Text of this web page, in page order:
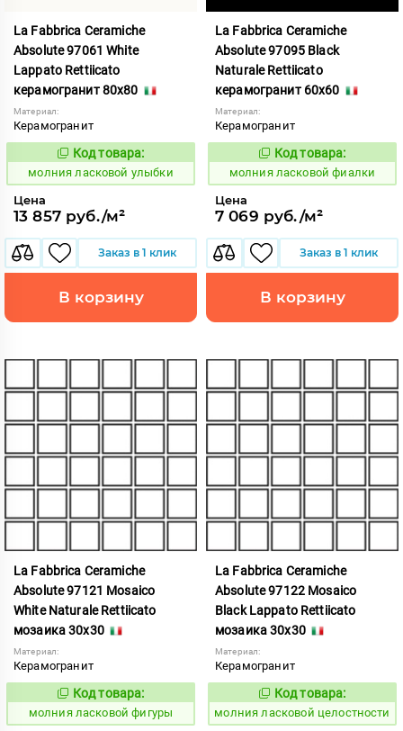
La Fabbrica Ceramiche
Absolute 97061 White
Lappato Rettiicato
керамогранит 80x80
Материал:
Керамогранит
1005361
Код товара:
молния ласковой улыбки
Цена
13 857 руб./м²
Заказ в 1 клик
В корзину
La Fabbrica Ceramiche
Absolute 97095 Black
Naturale Rettiicato
керамогранит 60x60
Материал:
Керамогранит
1005364
Код товара:
молния ласковой фиалки
Цена
7 069 руб./м²
Заказ в 1 клик
В корзину
La Fabbrica Ceramiche
Absolute 97121 Mosaico
White Naturale Rettiicato
мозаика 30x30
Материал:
Керамогранит
1005365
Код товара:
молния ласковой фигуры
La Fabbrica Ceramiche
Absolute 97122 Mosaico
Black Lappato Rettiicato
мозаика 30x30
Материал:
Керамогранит
1005368
Код товара:
молния ласковой целостности